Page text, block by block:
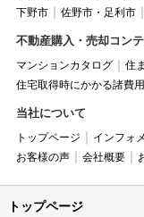
下野市
佐野市・足利市
不動産購入・売却コン
マンションカタログ 住
住宅取得時にかかる諸費用
当社について
トップページ インフォ
お客様の声
会社概要
トップページ